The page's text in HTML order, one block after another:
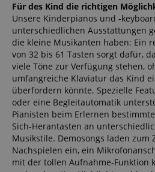
Für des Kind die richtigen
Unsere Kinderpianos und -
unterschiedlichen Ausstattungen
die kleine Musikanten haben: Ein
von 32 bis 61 Tasten sorgt dafür,
viele Töne zur Verfügung stehen,
umfangreiche Klaviatur das Kind
überfordern könnte. Spezielle
oder eine Begleitautomatik
Pianisten beim Erlernen
Sich-Herantasten an
Musikstile. Demosongs laden zum
Nachspielen ein, ein
mit der tollen Aufnahme-Funktion